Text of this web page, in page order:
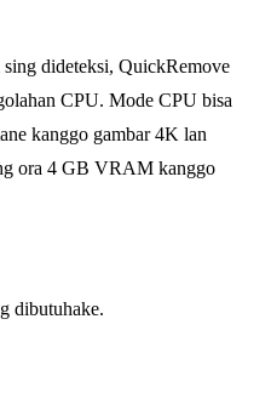
dideteksi, QuickRemove
CPU. Mode CPU bisa
kanggo gambar 4K lan
ora 4 GB VRAM kanggo
dibutuhake.